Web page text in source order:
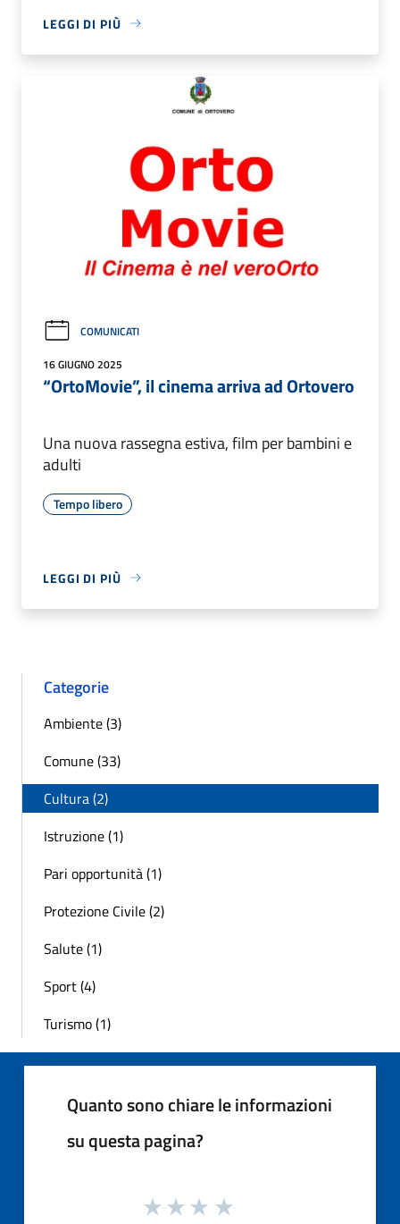
LEGGI DI PIÙ
COMUNICATI
16 GIUGNO 2025
“OrtoMovie”, il cinema arriva ad Ortovero
Una nuova rassegna estiva, film per bambini e
adulti
Tempo libero
LEGGI DI PIÙ
Categorie
Ambiente (3)
Comune (33)
Cultura (2)
Istruzione (1)
Pari opportunità (1)
Protezione Civile (2)
Salute (1)
Sport (4)
Turismo (1)
Quanto sono chiare le informazioni
su questa pagina?